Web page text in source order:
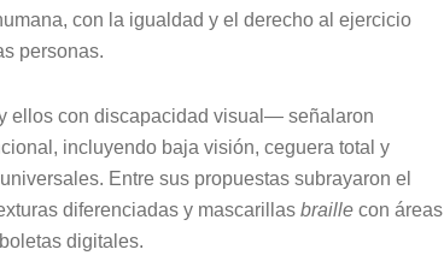
con la igualdad y el derecho al ejercicio
personas.
ellos con discapacidad visual— señalaron
incluyendo baja visión, ceguera total y
Entre sus propuestas subrayaron el
diferenciadas y mascarillas braille con áreas
digitales.